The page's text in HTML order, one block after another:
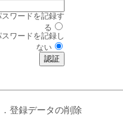
スワードを記録す
る
スワードを記録し
ない
登録データの削除